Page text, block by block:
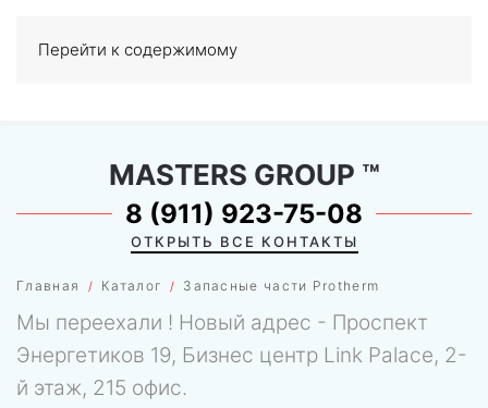
Перейти к содержимому
0
Главная Каталог Запасные части Protherm
MASTERS GROUP ™
8 (911) 923-75-08
ОТКРЫТЬ ВСЕ КОНТАКТЫ
Мы переехали ! Новый адрес - Проспект
Энергетиков 19, Бизнес центр Link Palace, 2-
й этаж, 215 офис.